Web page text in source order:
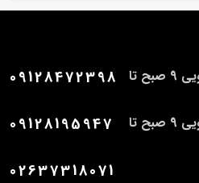
کارشناس فروش (پاسخگویی 9 صبح تا
09128472398
کارشناس فروش (پاسخگویی 9 صبح تا
09128195947
02637318071